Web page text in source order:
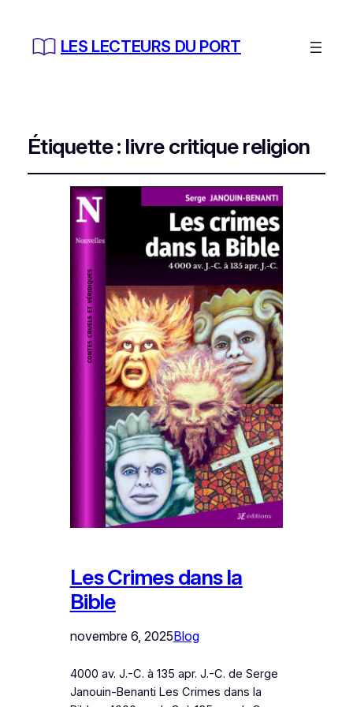
LES LECTEURS DU PORT
Étiquette : livre critique religion
Les Crimes dans la
Bible
novembre 6, 2025Blog
4000 av. J.-C. à 135 apr. J.-C. de Serge
Janouin-Benanti Les Crimes dans la